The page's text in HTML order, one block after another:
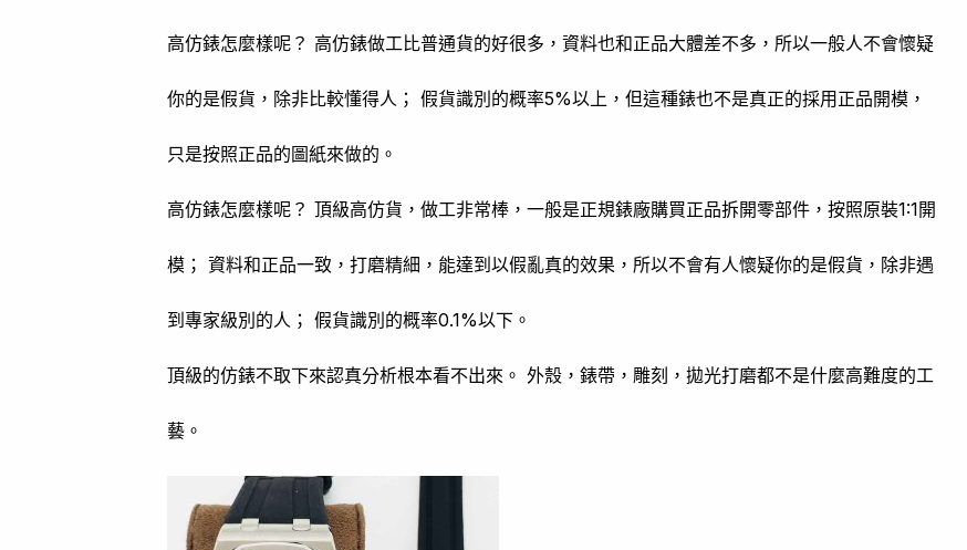
高仿錶怎麼樣呢？ 高仿錶做工比普通貨的好很多，資料也和正品大體差不多，所以一般人不會懷疑
你的是假貨，除非比較懂得人； 假貨識別的概率5%以上，但這種錶也不是真正的採用正品開模，
只是按照正品的圖紙來做的。
高仿錶怎麼樣呢？ 頂級高仿貨，做工非常棒，一般是正規錶廠購買正品拆開零部件，按照原裝1:1開
模； 資料和正品一致，打磨精細，能達到以假亂真的效果，所以不會有人懷疑你的是假貨，除非遇
到專家級別的人； 假貨識別的概率0.1%以下。
頂級的仿錶不取下來認真分析根本看不出來。 外殼，錶帶，雕刻，拋光打磨都不是什麼高難度的工
藝。